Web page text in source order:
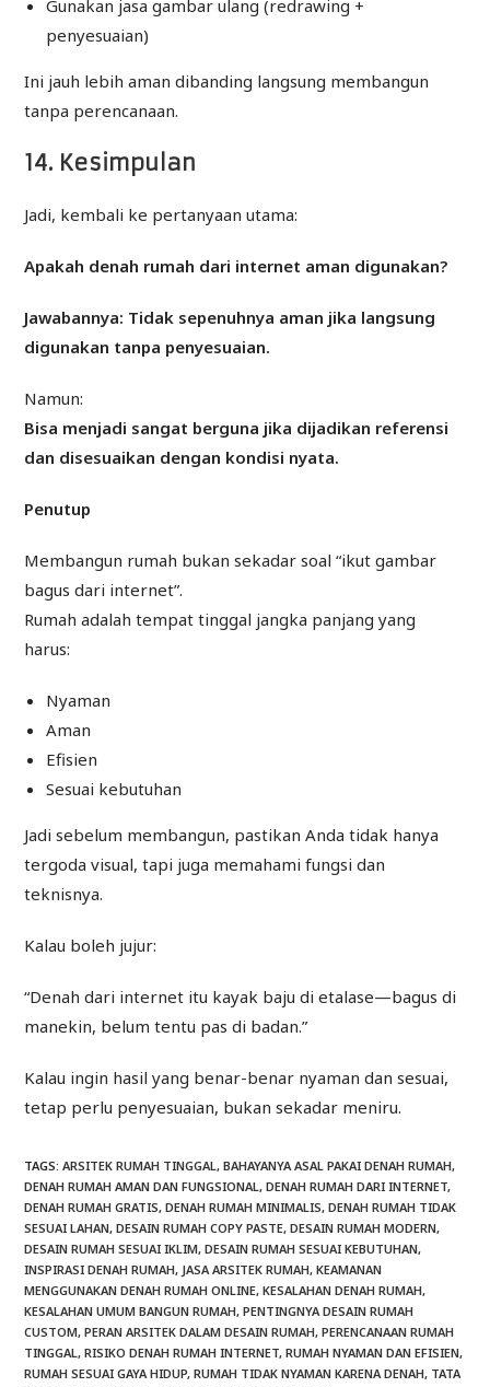
Gunakan jasa gambar ulang (redrawing +
penyesuaian)
Ini jauh lebih aman dibanding langsung membangun
tanpa perencanaan.
14. Kesimpulan
Jadi, kembali ke pertanyaan utama:
Apakah denah rumah dari internet aman digunakan?
Jawabannya: Tidak sepenuhnya aman jika langsung
digunakan tanpa penyesuaian.
Namun:
Bisa menjadi sangat berguna jika dijadikan referensi
dan disesuaikan dengan kondisi nyata.
Penutup
Membangun rumah bukan sekadar soal “ikut gambar
bagus dari internet”.
Rumah adalah tempat tinggal jangka panjang yang
harus:
Nyaman
Aman
Efisien
Sesuai kebutuhan
Jadi sebelum membangun, pastikan Anda tidak hanya
tergoda visual, tapi juga memahami fungsi dan
teknisnya.
Kalau boleh jujur:
“Denah dari internet itu kayak baju di etalase—bagus di
manekin, belum tentu pas di badan.”
Kalau ingin hasil yang benar-benar nyaman dan sesuai,
tetap perlu penyesuaian, bukan sekadar meniru.
TAGS:ARSITEK RUMAH TINGGAL, BAHAYANYA ASAL PAKAI DENAH RUMAH,
DENAH RUMAH AMAN DAN FUNGSIONAL, DENAH RUMAH DARI INTERNET,
DENAH RUMAH GRATIS, DENAH RUMAH MINIMALIS, DENAH RUMAH TIDAK
SESUAI LAHAN, DESAIN RUMAH COPY PASTE, DESAIN RUMAH MODERN,
DESAIN RUMAH SESUAI IKLIM, DESAIN RUMAH SESUAI KEBUTUHAN,
INSPIRASI DENAH RUMAH, JASA ARSITEK RUMAH, KEAMANAN
MENGGUNAKAN DENAH RUMAH ONLINE, KESALAHAN DENAH RUMAH,
KESALAHAN UMUM BANGUN RUMAH, PENTINGNYA DESAIN RUMAH
CUSTOM, PERAN ARSITEK DALAM DESAIN RUMAH, PERENCANAAN RUMAH
TINGGAL, RISIKO DENAH RUMAH INTERNET, RUMAH NYAMAN DAN EFISIEN,
RUMAH SESUAI GAYA HIDUP, RUMAH TIDAK NYAMAN KARENA DENAH, TATA